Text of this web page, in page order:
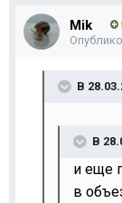
Mik
В
В
и еще
в